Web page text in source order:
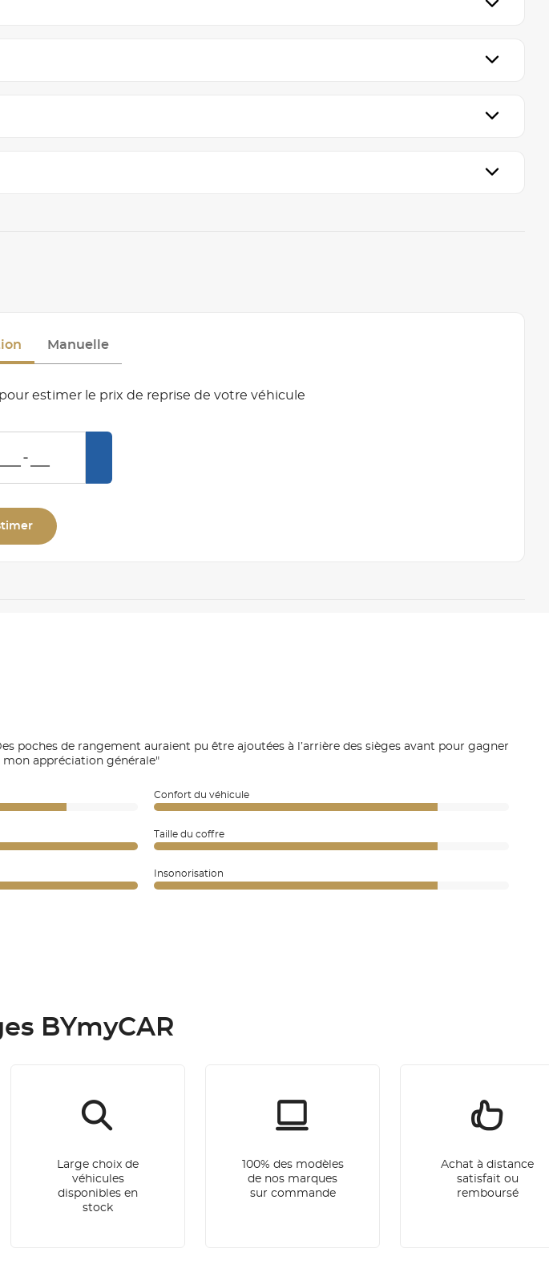
Manuelle
estimer le prix de reprise de votre véhicule
poches de rangement auraient pu être ajoutées à l’arrière des sièges avant pour gagner
mon appréciation générale"
Confort du véhicule
Taille du coffre
Insonorisation
BYmyCAR
Large choix de
véhicules
disponibles en
stock
100% des modèles
de nos marques
sur commande
Achat à distance
satisfait ou
remboursé